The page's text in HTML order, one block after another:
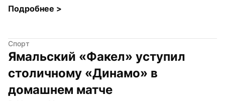
Подробнее >
Спорт
Ямальский «Факел» уступил
столичному «Динамо» в
домашнем матче